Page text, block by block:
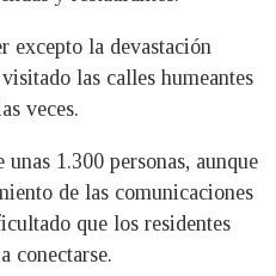
excepto la devastación
las calles humeantes
veces.
unas 1.300 personas, aunque
de las comunicaciones
que los residentes
conectarse.